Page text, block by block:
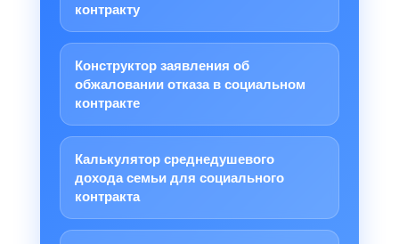
контракту
Конструктор заявления об
обжаловании отказа в социальном
контракте
Калькулятор среднедушевого
дохода семьи для социального
контракта